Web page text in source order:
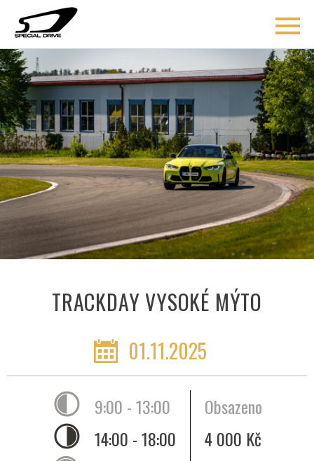
ÚVOD
BLOG
COACHING
O MNĚ
AKCE
KONTAKT
TRACKDAY VYSOKÉ MÝTO
01.11.2025
9:00 - 13:00
Obsazeno
14:00 - 18:00
4 000 Kč